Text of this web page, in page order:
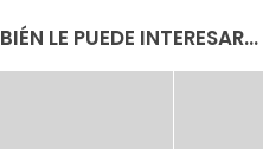
LE PUEDE INTERESAR...